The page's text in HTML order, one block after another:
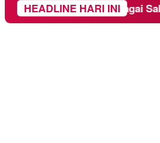
HEADLINE HARI INI
Sebagai Saksi Kasus